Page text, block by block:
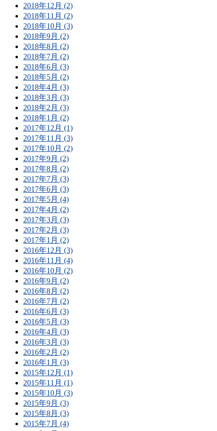
2018年12月 (2)
2018年11月 (2)
2018年10月 (3)
2018年9月 (2)
2018年8月 (2)
2018年7月 (2)
2018年6月 (3)
2018年5月 (2)
2018年4月 (3)
2018年3月 (3)
2018年2月 (3)
2018年1月 (2)
2017年12月 (1)
2017年11月 (3)
2017年10月 (2)
2017年9月 (2)
2017年8月 (2)
2017年7月 (3)
2017年6月 (3)
2017年5月 (4)
2017年4月 (2)
2017年3月 (3)
2017年2月 (3)
2017年1月 (2)
2016年12月 (3)
2016年11月 (4)
2016年10月 (2)
2016年9月 (2)
2016年8月 (2)
2016年7月 (2)
2016年6月 (3)
2016年5月 (3)
2016年4月 (3)
2016年3月 (3)
2016年2月 (2)
2016年1月 (3)
2015年12月 (1)
2015年11月 (1)
2015年10月 (3)
2015年9月 (3)
2015年8月 (3)
2015年7月 (4)